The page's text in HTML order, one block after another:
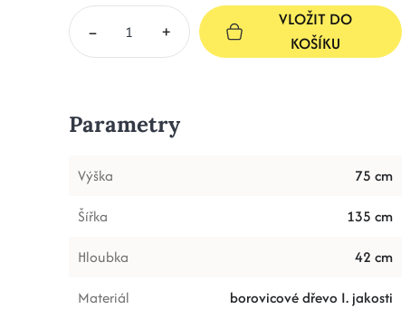
– +
VLOŽIT DO
KOŠÍKU
Parametry
Výška
75 cm
Šířka
135 cm
Hloubka
42 cm
Materiál
borovicové dřevo I. jakosti